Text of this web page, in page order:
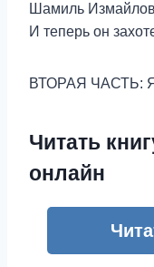
Шамиль Измайлов
И теперь он
ВТОРАЯ ЧАСТЬ:
Читать
онлайн